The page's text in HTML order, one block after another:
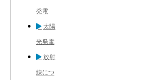
発電
太陽
光発電
放射
線につ